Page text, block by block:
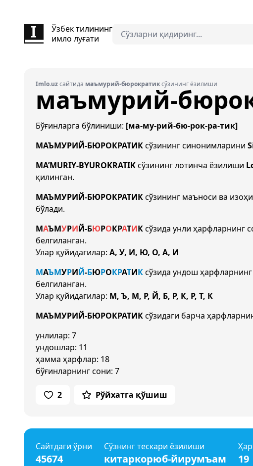
Ўзбек тилининг
имло луғати
Imlo.uzсайтида маъмурий-бюрократиксўзининг ёзилиши
маъмурий-
Бўғинларга бўлиниши: [ма-му-рий-бю-рок-ра-тик]
МАЪМУРИЙ-БЮРОКРАТИКсўзининг синонимларини
MA’MURIY-BYUROKRATIKсўзининг лотинча ёзилиши
қилинган.
МАЪМУРИЙ-БЮРОКРАТИКсўзининг маъноси ва
бўлади.
МАЪМУРИЙ-БЮРОКРАТИКсўзида унли ҳарфларнинг
белгиланган.
Улар қуйидагилар: А, У, И, Ю, О, А, И
МАЪМУРИЙ-БЮРОКРАТИКсўзида ундош
белгиланган.
Улар қуйидагилар: М, Ъ, М, Р, Й, Б, Р, К, Р, Т, К
МАЪМУРИЙ-БЮРОКРАТИКсўзидаги барча
унлилар: 7
ундошлар: 11
ҳамма ҳарфлар: 18
бўғинларнинг сони: 7
2 Рўйхатга қўшиш
Сайтдаги ўрни
45674
Сўзнинг тескари ёзилиши
китаркорюб-йирумъам 19